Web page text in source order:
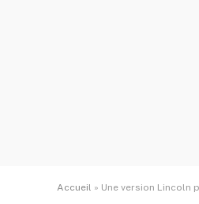
Accueil » Une version Lincoln